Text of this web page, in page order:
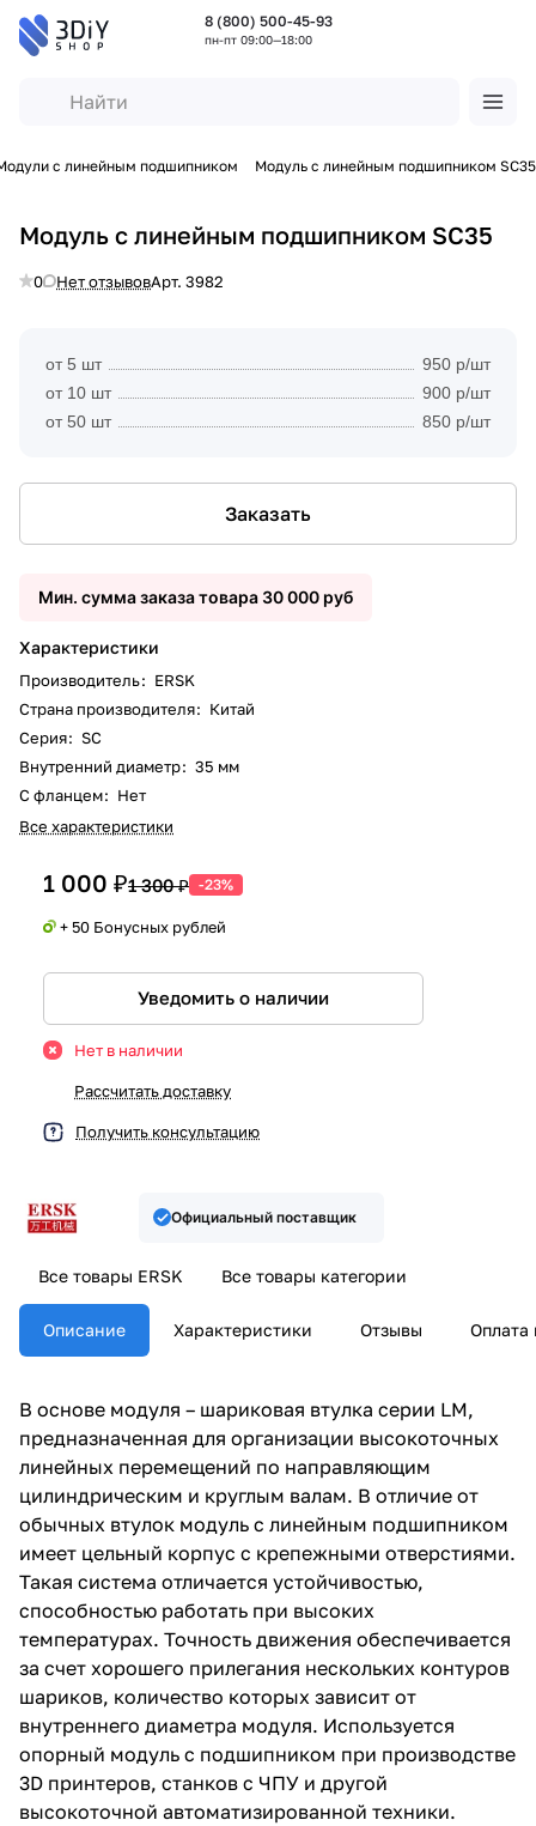
8 (800) 500-45-93
пн-пт 09:00—18:00
с линейным подшипником Модуль с линейным подшипником SC35
Модуль с линейным подшипником SC35
0 Нет отзывовАрт. 3982
от 5 шт
950 р/шт
от 10 шт
900 р/шт
от 50 шт
850 р/шт
Заказать
Мин. сумма заказа товара 30 000 руб
Характеристики
Производитель: ERSK
Страна производителя: Китай
Серия: SC
Внутренний диаметр: 35 мм
С фланцем: Нет
Все характеристики
1 000 ₽1 300 ₽ -23%
+ 50 Бонусных рублей
Уведомить о наличии
Нет в наличии
Рассчитать доставку
Получить консультацию
Официальный поставщик
Все товары ERSK Все товары категории
Описание Характеристики Отзывы Оплата
В основе модуля – шариковая втулка серии LM,
предназначенная для организации высокоточных
линейных перемещений по направляющим
цилиндрическим и круглым валам. В отличие от
обычных втулок модуль с линейным подшипником
имеет цельный корпус с крепежными отверстиями.
Такая система отличается устойчивостью,
способностью работать при высоких
температурах. Точность движения обеспечивается
за счет хорошего прилегания нескольких контуров
шариков, количество которых зависит от
внутреннего диаметра модуля. Используется
опорный модуль с подшипником при производстве
3D принтеров, станков с ЧПУ и другой
высокоточной автоматизированной техники.